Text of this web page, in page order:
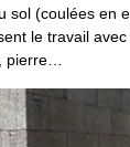
sol (coulées en
le travail
pierre…